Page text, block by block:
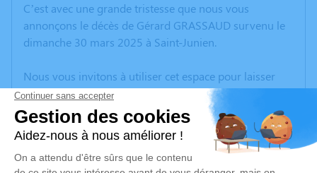
C’est avec une grande tristesse que nous vous
annonçons le décès de Gérard GRASSAUD survenu le
dimanche 30 mars 2025 à Saint-Junien.
Nous vous invitons à utiliser cet espace pour laisser
vos condoléances, partager des photos souvenirs, une
anecdote ou exprimer vos pensées à travers des
poèmes ou des textes. Cet endroit est un lieu
d'expression dédié à honorer la mémoire de Gérard
GRASSAUD.